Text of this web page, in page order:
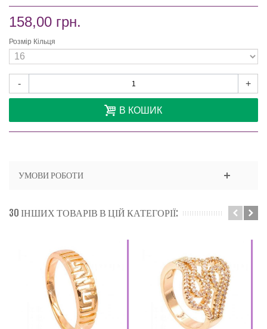
158,00 грн.
Розмір Кільця
- +
В КОШИК
УМОВИ РОБОТИ
30 ІНШИХ ТОВАРІВ В ЦІЙ КАТЕГОРІЇ: